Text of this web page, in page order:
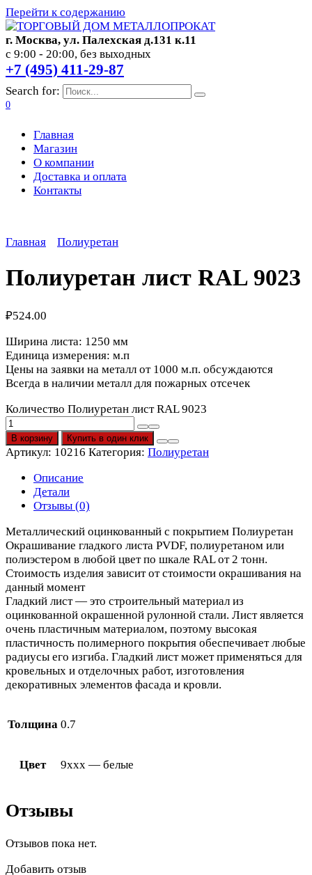
Перейти к содержанию
г. Москва, ул. Палехская д.131 к.11
с 9:00 - 20:00, без выходных
+7 (495) 411-29-87
Search for:
0
Главная
Магазин
О компании
Доставка и оплата
Контакты
Главная Полиуретан
Полиуретан лист RAL 9023
₽524.00
Ширина листа: 1250 мм
Единица измерения: м.п
Цены на заявки на металл от 1000 м.п. обсуждаются
Всегда в наличии металл для пожарных отсечек
Количество Полиуретан лист RAL 9023
В корзину Купить в один клик
Артикул: 10216 Категория: Полиуретан
Описание
Детали
Отзывы (0)
Металлический оцинкованный с покрытием Полиуретан
Окрашивание гладкого листа PVDF, полиуретаном или
полиэстером в любой цвет по шкале RAL от 2 тонн.
Стоимость изделия зависит от стоимости окрашивания на
данный момент
Гладкий лист — это строительный материал из
оцинкованной окрашенной рулонной стали. Лист является
очень пластичным материалом, поэтому высокая
пластичность полимерного покрытия обеспечивает любые
радиусы его изгиба. Гладкий лист может применяться для
кровельных и отделочных работ, изготовления
декоративных элементов фасада и кровли.
Толщина 0.7
Цвет 9xxx — белые
Отзывы
Отзывов пока нет.
Добавить отзыв